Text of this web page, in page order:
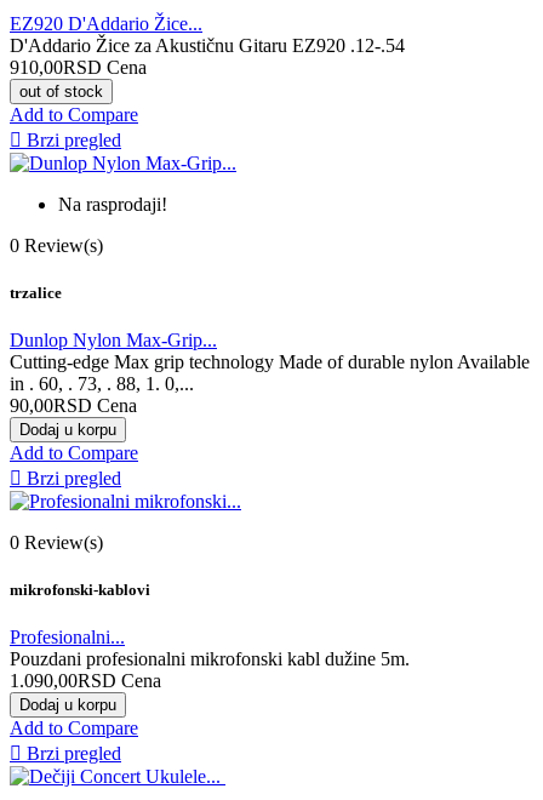
EZ920 D'Addario Žice...
D'Addario Žice za Akustičnu Gitaru EZ920 .12-.54
910,00RSD Cena
out of stock
Add to Compare
 Brzi pregled
Na rasprodaji!
0 Review(s)
trzalice
Dunlop Nylon Max-Grip...
Cutting-edge Max grip technology Made of durable nylon Available
in . 60, . 73, . 88, 1. 0,...
90,00RSD Cena
Dodaj u korpu
Add to Compare
 Brzi pregled
0 Review(s)
mikrofonski-kablovi
Profesionalni...
Pouzdani profesionalni mikrofonski kabl dužine 5m.
1.090,00RSD Cena
Dodaj u korpu
Add to Compare
 Brzi pregled